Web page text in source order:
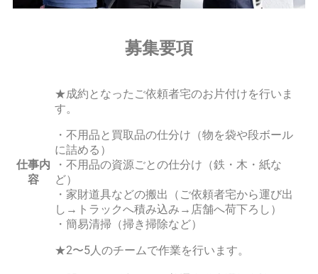
募集要項
仕事内
容
★成約となったご依頼者宅のお片付けを行いま
す。
・不用品と買取品の仕分け（物を袋や段ボール
に詰める）
・不用品の資源ごとの仕分け（鉄・木・紙な
ど）
・家財道具などの搬出（ご依頼者宅から運び出
し→トラックへ積み込み→店舗へ荷下ろし）
・簡易清掃（掃き掃除など）
★2〜5人のチームで作業を行います。